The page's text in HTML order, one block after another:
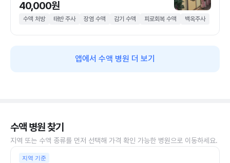
40,000원
수액 처방 태반 주사 장염 수액 감기 수액 피로회복 수액 백옥주사
앱에서 수액 병원 더 보기
수액 병원 찾기
지역 또는 수액 종류를 먼저 선택해 가격 확인 가능한 병원으로 이동하세요.
지역 기준